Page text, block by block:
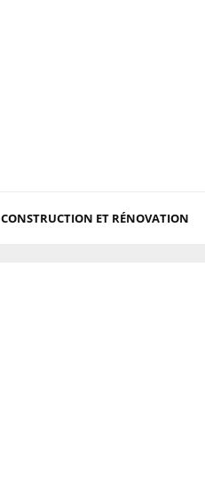
CONSTRUCTION ET RÉNOVATION